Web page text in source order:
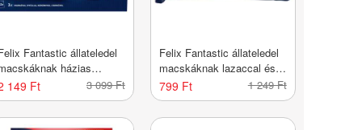
Fantastic állateledel
házias
aszpikban 12 x
g - 1020 g
149 Ft 3 099 Ft
Felix Fantastic állateledel
macskáknak lazaccal és
pisztránggal 4x85 g - 340 g
799 Ft 1 249 Ft